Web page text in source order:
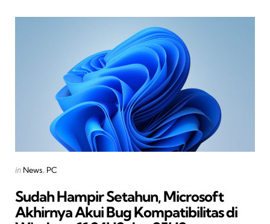
Categories
Posted
in News PC
Sudah Hampir Setahun, Microsoft
Akhirnya Akui Bug Kompatibilitas di